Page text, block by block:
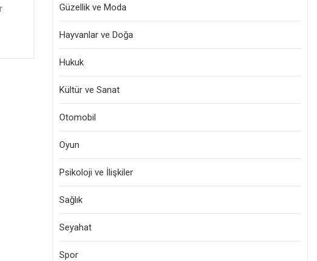
Güzellik ve Moda
Hayvanlar ve Doğa
Hukuk
Kültür ve Sanat
Otomobil
Oyun
Psikoloji ve İlişkiler
Sağlık
Seyahat
Spor